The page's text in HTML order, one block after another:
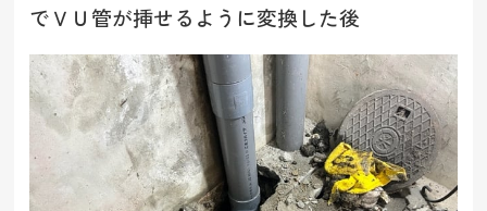
でＶＵ管が挿せるように変換した後